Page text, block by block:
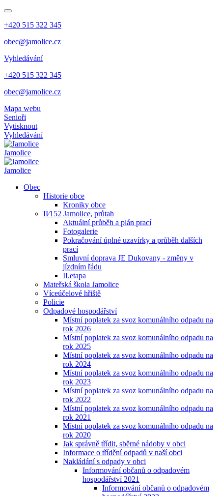
+420 515 322 345
obec@jamolice.cz
Vyhledávání
+420 515 322 345
obec@jamolice.cz
Mapa webu
Senioři
Vytisknout
Vyhledávání
Jamolice
Jamolice
Obec
Historie obce
Kroniky obce
II⁄152 Jamolice, průtah
Aktuální průběh a plán prací
Fotogalerie
Pokračování úplné uzavírky a průběh dalších
prací
Smluvní doprava JE Dukovany - změny v
jízdním řádu
II.etapa
Mateřská škola Jamolice
Víceúčelové hřiště
Policie
Odpadové hospodářství
Místní poplatek za svoz komunálního odpadu na
rok 2026
Místní poplatek za svoz komunálního odpadu na
rok 2025
Místní poplatek za svoz komunálního odpadu na
rok 2024
Místní poplatek za svoz komunálního odpadu na
rok 2023
Místní poplatek za svoz komunálního odpadu na
rok 2022
Místní poplatek za svoz komunálního odpadu na
rok 2021
Místní poplatek za svoz komunálního odpadu na
rok 2020
Jak správně třídit, sběrné nádoby v obci
Informace o třídění odpadů v naší obci
Nakládání s odpady v obci
Informování občanů o odpadovém
hospodářství 2021
Informování občanů o odpadovém